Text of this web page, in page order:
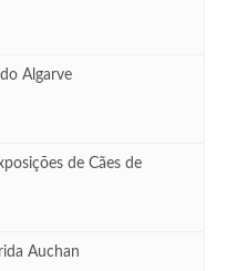
Algarve
de Cães de
Auchan